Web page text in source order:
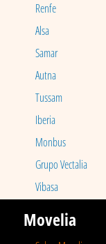
Renfe
Alsa
Samar
Autna
Tussam
Iberia
Monbus
Grupo Vectalia
Vibasa
Movelia